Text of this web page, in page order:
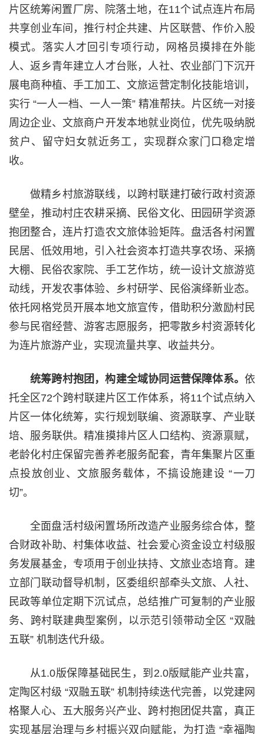
片区统筹闲置厂房、院落土地，在11个试点连片布局
共享创业车间，推行村企共建、片区联营、作价入股
模式。落实人才回引专项行动，网格员摸排在外能
人、返乡青年建立人才台账，人社、农业部门下沉开
展电商种植、手工加工、文旅运营定制化技能培训，
实行 “一人一档、一人一策” 精准帮扶。片区统一对接
周边企业、文旅商户开发本地就业岗位，优先吸纳脱
贫户、留守妇女就近务工，实现群众家门口稳定增
收。
做精乡村旅游联线，以跨村联建打破行政村资源
壁垒，推动村庄农耕采摘、民俗文化、田园研学资源
抱团整合，连片打造农文旅体验矩阵。盘活各村闲置
民居、低效用地，引入社会资本打造共享农场、采摘
大棚、民俗农家院、手工艺作坊，统一设计文旅游览
动线，开发农事体验、乡村研学、民俗演绎新业态。
依托网格党员开展本地文旅宣传，借助积分激励村民
参与民宿经营、游客志愿服务，把零散乡村资源转化
为连片旅游产业，实现流量共享、收益共分。
统筹跨村抱团，构建全域协同运营保障体系。 依
托全区72个跨村联建片区工作体系，将11个试点纳入
片区一体化统筹，实行规划联编、资源联享、产业联
培、服务联供。精准摸排片区人口结构、资源禀赋，
老龄化村庄保留完善养老服务配套，青年集聚片区重
点投放创业、文旅服务载体，不搞设施建设 “一刀
切”。
全面盘活村级闲置场所改造产业服务综合体，整
合财政补助、村集体收益、社会爱心资金设立村级服
务发展基金，专项用于创业扶持、文旅业态培育。建
立部门联动督导机制，区委组织部牵头文旅、人社、
民政等单位定期下沉试点，总结推广可复制的产业服
务、跨村联建典型案例，以示范引领带动全区 “双融
五联” 机制迭代升级。
从1.0版保障基础民生，到2.0版赋能产业共富，
定陶区村级 “双融五联” 机制持续迭代完善，以党建网
格聚人心、五大服务兴产业、跨村抱团促共富，真正
实现基层治理与乡村振兴双向赋能，为打造 “幸福陶